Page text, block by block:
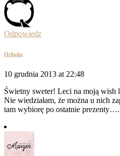
Odpowiedz
Qrkoko
10 grudnia 2013 at 22:48
Świetny sweter! Leci na moją wish
Nie wiedziałam, że można u nich
tam wybiorę po ostatnie prezenty….